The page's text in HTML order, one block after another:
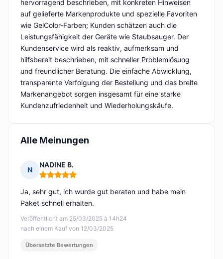
hervorragend beschrieben, mit konkreten Hinweisen
auf gelieferte Markenprodukte und spezielle Favoriten
wie GelColor-Farben; Kunden schätzen auch die
Leistungsfähigkeit der Geräte wie Staubsauger. Der
Kundenservice wird als reaktiv, aufmerksam und
hilfsbereit beschrieben, mit schneller Problemlösung
und freundlicher Beratung. Die einfache Abwicklung,
transparente Verfolgung der Bestellung und das breite
Markenangebot sorgen insgesamt für eine starke
Kundenzufriedenheit und Wiederholungskäufe.
Alle Meinungen
N
NADINE B.
Hinweis: 5 von 5
Veröffentlicht am 25/03/2025 à 14h24
nach einem Kauf von 12/03/2025
Ja, sehr gut, ich wurde gut beraten und habe mein
Paket schnell erhalten.
Übersetzte Bewertungen